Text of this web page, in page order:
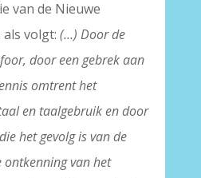
van de Nieuwe
als volgt: (…) Door de
door een gebrek aan
omtrent het
en taalgebruik en door
het gevolg is van de
ontkenning van het